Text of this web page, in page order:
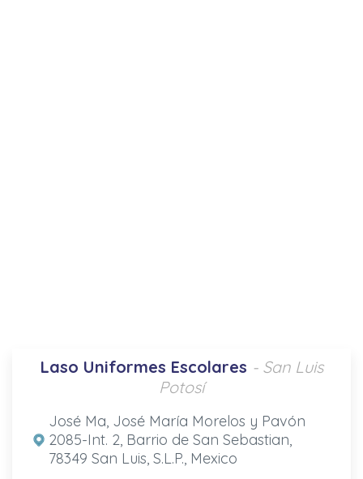
Laso Uniformes Escolares - San Luis
Potosí
José Ma, José María Morelos y Pavón
2085-Int. 2, Barrio de San Sebastian,
78349 San Luis, S.L.P., Mexico